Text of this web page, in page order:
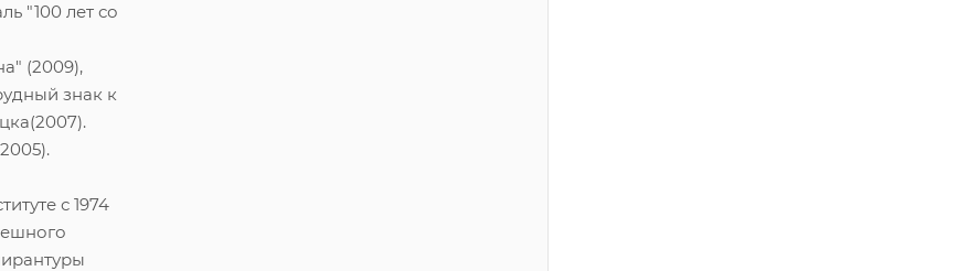
"100 лет со
(2009),
знак к
с 1974